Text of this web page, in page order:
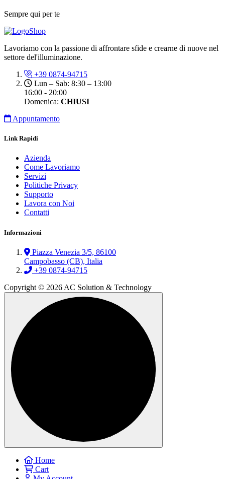
Sempre qui per te
Lavoriamo con la passione di affrontare sfide e crearne di nuove nel
settore del'illuminazione.
+39 0874-94715
Lun – Sab: 8:30 – 13:00
16:00 - 20:00
Domenica: CHIUSI
Appuntamento
Link Rapidi
Azienda
Come Lavoriamo
Servizi
Politiche Privacy
Supporto
Lavora con Noi
Contatti
Informazioni
Piazza Venezia 3/5, 86100
Campobasso (CB), Italia
+39 0874-94715
Copyright © 2026 AC Solution & Technology
Home
Cart